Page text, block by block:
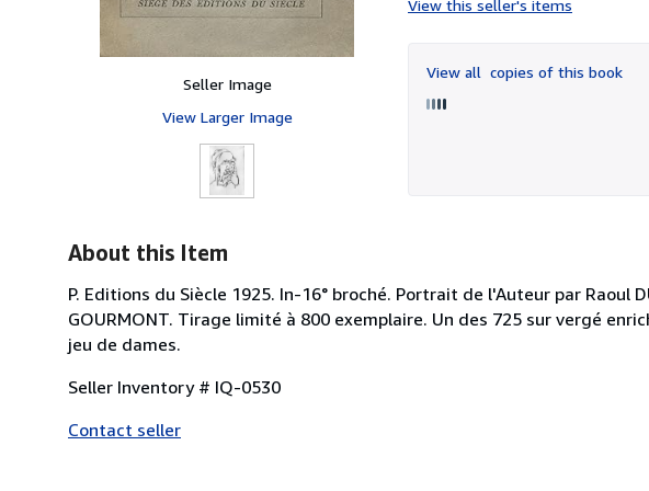
Seller Image
View Larger Image
of
5
View this seller's items
View all copies of this book
About this Item
P. Editions du Siècle 1925. In-16° broché. Portrait de l'Auteur par
GOURMONT. Tirage limité à 800 exemplaire. Un des 725 sur vergé
jeu de dames.
Seller Inventory # IQ-0530
Contact seller